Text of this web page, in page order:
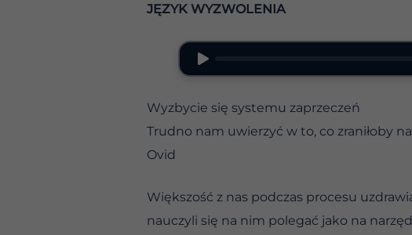
JĘZYK WYZWOLENIA
Wyzbycie się systemu zaprzeczeń
Trudno nam uwierzyć w to, co zraniłoby
Ovid
Większość z nas podczas procesu
nauczyli się na nim polegać jako na